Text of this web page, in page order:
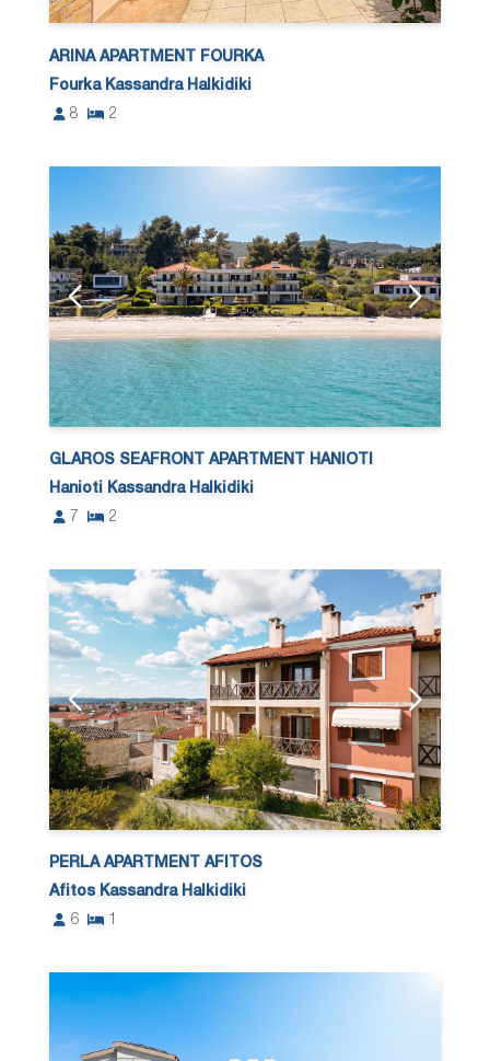
ARINA APARTMENT FOURKA
Fourka Kassandra Halkidiki
8
2
GLAROS SEAFRONT APARTMENT HANIOTI
Hanioti Kassandra Halkidiki
7
2
PERLA APARTMENT AFITOS
Afitos Kassandra Halkidiki
6